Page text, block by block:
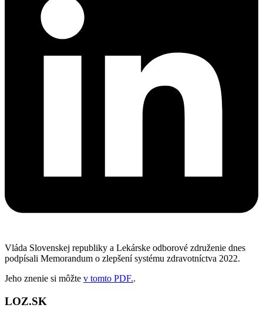
Vláda Slovenskej republiky a Lekárske odborové združenie dnes
podpísali Memorandum o zlepšení systému zdravotníctva 2022.
Jeho znenie si môžte v tomto PDF..
LOZ.SK